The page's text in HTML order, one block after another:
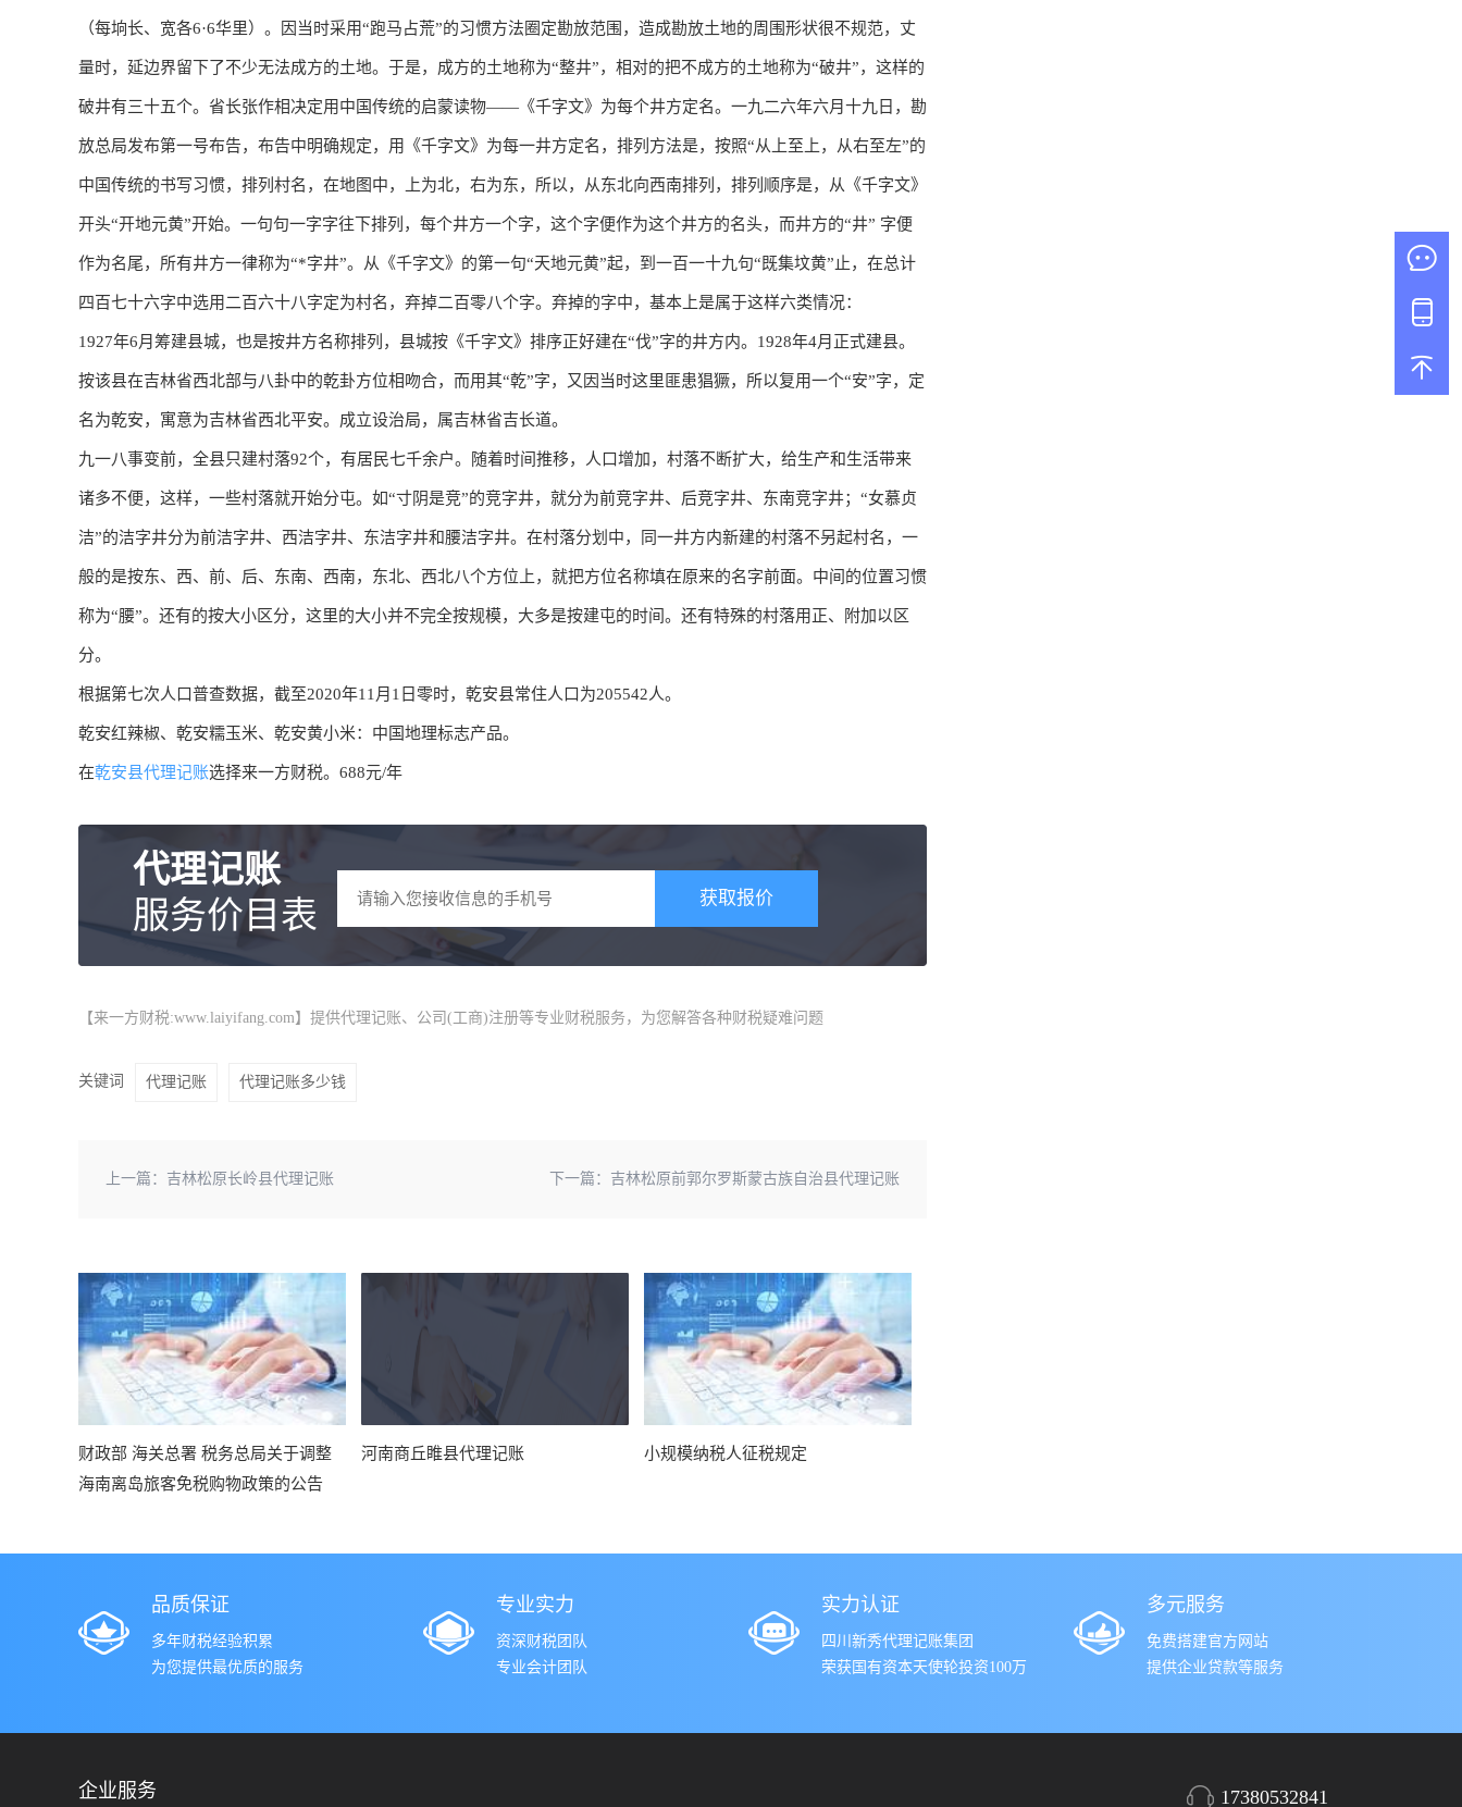
（每垧长、宽各6·6华里）。因当时采用“跑马占荒”的习惯方法圈定勘放范围，造成勘放土地的周围形状很不规范，丈
量时，延边界留下了不少无法成方的土地。于是，成方的土地称为“整井”，相对的把不成方的土地称为“破井”，这样的
破井有三十五个。省长张作相决定用中国传统的启蒙读物――《千字文》为每个井方定名。一九二六年六月十九日，勘
放总局发布第一号布告，布告中明确规定，用《千字文》为每一井方定名，排列方法是，按照“从上至上，从右至左”的
中国传统的书写习惯，排列村名，在地图中，上为北，右为东，所以，从东北向西南排列，排列顺序是，从《千字文》
开头“开地元黄”开始。一句句一字字往下排列，每个井方一个字，这个字便作为这个井方的名头，而井方的“井” 字便
作为名尾，所有井方一律称为“*字井”。从《千字文》的第一句“天地元黄”起，到一百一十九句“既集坟黄”止，在总计
四百七十六字中选用二百六十八字定为村名，弃掉二百零八个字。弃掉的字中，基本上是属于这样六类情况：
1927年6月筹建县城，也是按井方名称排列，县城按《千字文》排序正好建在“伐”字的井方内。1928年4月正式建县。
按该县在吉林省西北部与八卦中的乾卦方位相吻合，而用其“乾”字，又因当时这里匪患猖獗，所以复用一个“安”字，定
名为乾安，寓意为吉林省西北平安。成立设治局，属吉林省吉长道。
九一八事变前，全县只建村落92个，有居民七千余户。随着时间推移，人口增加，村落不断扩大，给生产和生活带来
诸多不便，这样，一些村落就开始分屯。如“寸阴是竞”的竞字井，就分为前竞字井、后竞字井、东南竞字井；“女慕贞
洁”的洁字井分为前洁字井、西洁字井、东洁字井和腰洁字井。在村落分划中，同一井方内新建的村落不另起村名，一
般的是按东、西、前、后、东南、西南，东北、西北八个方位上，就把方位名称填在原来的名字前面。中间的位置习惯
称为“腰”。还有的按大小区分，这里的大小并不完全按规模，大多是按建屯的时间。还有特殊的村落用正、附加以区
分。
根据第七次人口普查数据，截至2020年11月1日零时，乾安县常住人口为205542人。
乾安红辣椒、乾安糯玉米、乾安黄小米：中国地理标志产品。
在乾安县代理记账选择来一方财税。688元/年
代理记账
服务价目表
获取报价
【来一方财税:www.laiyifang.com】提供代理记账、公司(工商)注册等专业财税服务，为您解答各种财税疑难问题
关键词 代理记账 代理记账多少钱
上一篇： 吉林松原长岭县代理记账 下一篇： 吉林松原前郭尔罗斯蒙古族自治县代理记账
财政部 海关总署 税务总局关于调整
海南离岛旅客免税购物政策的公告
河南商丘睢县代理记账 小规模纳税人征税规定
品质保证
多年财税经验积累
为您提供最优质的服务
专业实力
资深财税团队
专业会计团队
实力认证
四川新秀代理记账集团
荣获国有资本天使轮投资100万
多元服务
免费搭建官方网站
提供企业贷款等服务
企业服务 17380532841